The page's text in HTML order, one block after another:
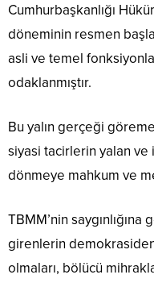
Cumhurbaşkanlığı
döneminin resmen
asli ve temel
odaklanmıştır.
Bu yalın gerçeği
siyasi tacirlerin yalan
dönmeye mahkum ve
TBMM’nin
girenlerin
olmaları, bölücü